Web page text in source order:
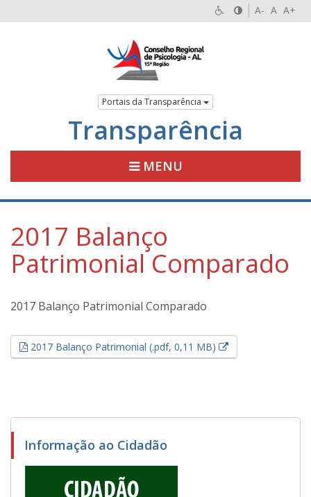
A- A A+
Portais da Transparência
Transparência
MENU
2017 Balanço
Patrimonial Comparado
2017 Balanço Patrimonial Comparado
2017 Balanço Patrimonial (.pdf, 0,11 MB) Esse link abrirá
Informação ao Cidadão